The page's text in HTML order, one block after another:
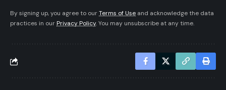
By signing up, you agree to ourTerms of Use and acknowledge the data
practices in our Privacy Policy. You may unsubscribe at any time.